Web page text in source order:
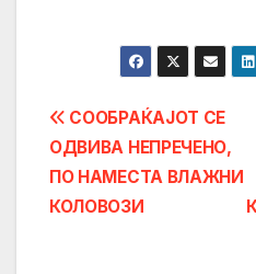
Post
navigation
СООБРАЌАЈОТ СЕ
ОДВИВА НЕПРЕЧЕНО,
ПО НАМЕСТА ВЛАЖНИ
КОЛОВОЗИ